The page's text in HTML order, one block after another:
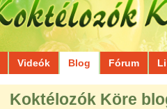
Videók Blog Fórum
Koktélozók Köre